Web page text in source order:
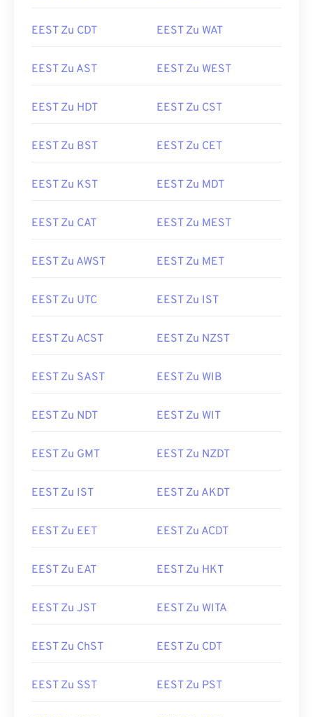
EEST Zu CDT EEST Zu WAT
EEST Zu AST EEST Zu WEST
EEST Zu HDT EEST Zu CST
EEST Zu BST EEST Zu CET
EEST Zu KST EEST Zu MDT
EEST Zu CAT EEST Zu MEST
EEST Zu AWST EEST Zu MET
EEST Zu UTC EEST Zu IST
EEST Zu ACST EEST Zu NZST
EEST Zu SAST EEST Zu WIB
EEST Zu NDT EEST Zu WIT
EEST Zu GMT EEST Zu NZDT
EEST Zu IST EEST Zu AKDT
EEST Zu EET EEST Zu ACDT
EEST Zu EAT EEST Zu HKT
EEST Zu JST EEST Zu WITA
EEST Zu ChST EEST Zu CDT
EEST Zu SST EEST Zu PST